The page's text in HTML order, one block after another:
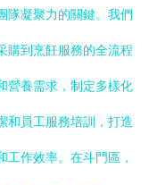
隊凝聚力的關鍵。我們
購到烹飪服務的全流程
營養需求，制定多樣化
和員工服務培訓，打造
作效率。在斗門區，